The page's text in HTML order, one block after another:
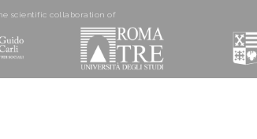
scientific collaboration of